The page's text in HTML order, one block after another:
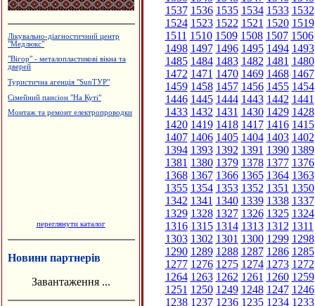
Лікувально-діагностичний центр
"Медлюкс"
"Вігор" - металопластикові вікна та
дверей
Туристична агенція "SunТУР"
Сімейний пансіон "На Куті"
Монтаж та ремонт електропроводки
переглянути каталог
Новини партнерів
Завантаження ...
1537 1536 1535 1534 1533 1532
1524 1523 1522 1521 1520 1519
1511 1510 1509 1508 1507 1506
1498 1497 1496 1495 1494 1493
1485 1484 1483 1482 1481 1480
1472 1471 1470 1469 1468 1467
1459 1458 1457 1456 1455 1454
1446 1445 1444 1443 1442 1441
1433 1432 1431 1430 1429 1428
1420 1419 1418 1417 1416 1415
1407 1406 1405 1404 1403 1402
1394 1393 1392 1391 1390 1389
1381 1380 1379 1378 1377 1376
1368 1367 1366 1365 1364 1363
1355 1354 1353 1352 1351 1350
1342 1341 1340 1339 1338 1337
1329 1328 1327 1326 1325 1324
1316 1315 1314 1313 1312 1311
1303 1302 1301 1300 1299 1298
1290 1289 1288 1287 1286 1285
1277 1276 1275 1274 1273 1272
1264 1263 1262 1261 1260 1259
1251 1250 1249 1248 1247 1246
1238 1237 1236 1235 1234 1233